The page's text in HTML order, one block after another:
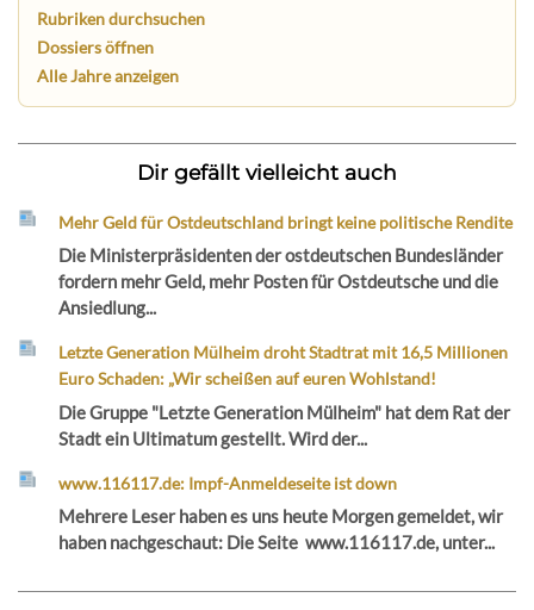
Rubriken durchsuchen
Dossiers öffnen
Alle Jahre anzeigen
Dir gefällt vielleicht auch
Mehr Geld für Ostdeutschland bringt keine politische Rendite
Die Ministerpräsidenten der ostdeutschen Bundesländer
fordern mehr Geld, mehr Posten für Ostdeutsche und die
Ansiedlung...
Letzte Generation Mülheim droht Stadtrat mit 16,5 Millionen
Euro Schaden: „Wir scheißen auf euren Wohlstand!
Die Gruppe "Letzte Generation Mülheim" hat dem Rat der
Stadt ein Ultimatum gestellt. Wird der...
www.116117.de: Impf-Anmeldeseite ist down
Mehrere Leser haben es uns heute Morgen gemeldet, wir
haben nachgeschaut: Die Seite www.116117.de, unter...